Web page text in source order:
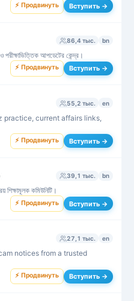
⚡ Продвинуть Вступить →
86,4 тыс. bn
পরীক্ষাভিত্তিক আপডেটের কেন্দ্র।
⚡ Продвинуть Вступить →
55,2 тыс. en
practice, current affairs links,
⚡ Продвинуть Вступить →
39,1 тыс. bn
শিক্ষামূলক কমিউনিটি।
⚡ Продвинуть Вступить →
27,1 тыс. en
notices from a trusted
⚡ Продвинуть Вступить →